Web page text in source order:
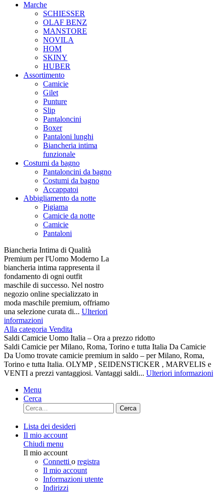
Marche
SCHIESSER
OLAF BENZ
MANSTORE
NOVILA
HOM
SKINY
HUBER
Assortimento
Camicie
Gilet
Punture
Slip
Pantaloncini
Boxer
Pantaloni lunghi
Biancheria intima
funzionale
Costumi da bagno
Pantaloncini da bagno
Costumi da bagno
Accappatoi
Abbigliamento da notte
Pigiama
Camicie da notte
Camicie
Pantaloni
Biancheria Intima di Qualità
Premium per l'Uomo Moderno La
biancheria intima rappresenta il
fondamento di ogni outfit
maschile di successo. Nel nostro
negozio online specializzato in
moda maschile premium, offriamo
una selezione curata di... Ulteriori
informazioni
Alla categoria Vendita
Saldi Camicie Uomo Italia – Ora a prezzo ridotto
Saldi Camicie per Milano, Roma, Torino e tutta Italia Da Camicie
Da Uomo trovate camicie premium in saldo – per Milano, Roma,
Torino e tutta Italia. OLYMP , SEIDENSTICKER , MARVELIS e
VENTI a prezzi vantaggiosi. Vantaggi saldi... Ulteriori informazioni
Menu
Cerca
Cerca
Lista dei desideri
Il mio account
Chiudi menu
Il mio account
Connetti o registra
Il mio account
Informazioni utente
Indirizzi